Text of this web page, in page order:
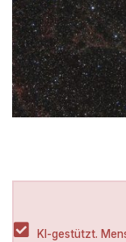
KI-gestützt.